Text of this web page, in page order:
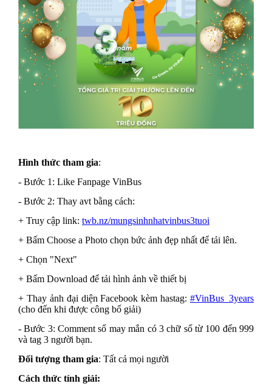
Hình thức tham gia:
- Bước 1: Like Fanpage VinBus
- Bước 2: Thay avt bằng cách:
+ Truy cập link: twb.nz/mungsinhnhatvinbus3tuoi
+ Bấm Choose a Photo chọn bức ảnh đẹp nhất để tải lên.
+ Chọn "Next"
+ Bấm Download để tải hình ảnh về thiết bị
+ Thay ảnh đại diện Facebook kèm hastag: #VinBus_3years
(cho đến khi được công bố giải)
- Bước 3: Comment số may mắn có 3 chữ số từ 100 đến 999
và tag 3 người bạn.
Đối tượng tham gia: Tất cả mọi người
Cách thức tính giải: